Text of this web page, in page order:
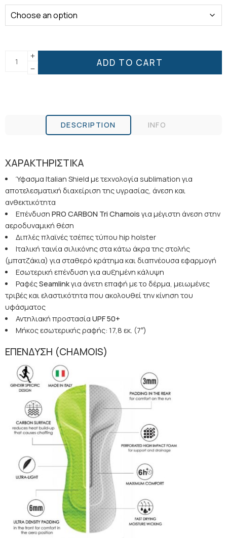
ADD TO CART
DESCRIPTION INFO
ΧΑΡΑΚΤΗΡΙΣΤΙΚΑ
Ύφασμα Italian Shield με τεχνολογία sublimation για
αποτελεσματική διαχείριση της υγρασίας, άνεση και
ανθεκτικότητα
Επένδυση PRO CARBON Tri Chamois για μέγιστη άνεση στην
αεροδυναμική θέση
Διπλές πλαϊνές τσέπες τύπου hip holster
Ιταλική ταινία σιλικόνης στα κάτω άκρα της στολής
(μπατζάκια) για σταθερό κράτημα και διαπνέουσα εφαρμογή
Εσωτερική επένδυση για αυξημένη κάλυψη
ΡαφέςSeamlinkγια άνετη επαφή με το δέρμα, μειωμένες
τριβές και ελαστικότητα που ακολουθεί την κίνηση του
υφάσματος
Αντηλιακή προστασία UPF50+
Μήκος εσωτερικής ραφής: 17,8 εκ. (7″)
ΕΠΕΝΔΥΣΗ (CHAMOIS)